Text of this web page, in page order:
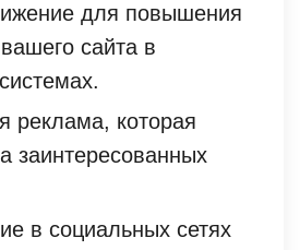
для повышения
сайта в
реклама, которая
заинтересованных
в социальных сетях